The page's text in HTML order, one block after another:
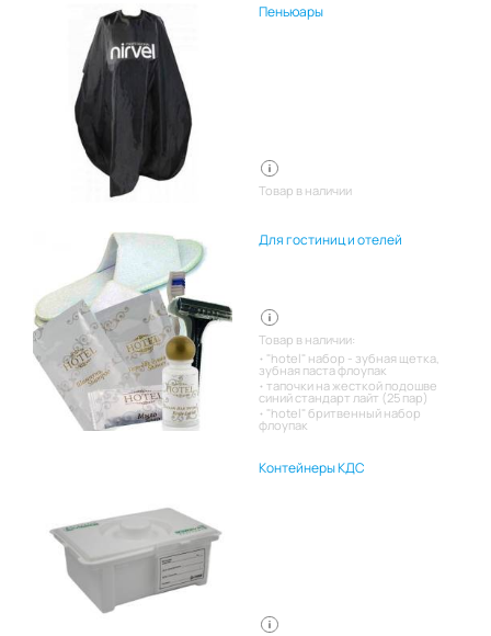
Пеньюары
Товар в наличии
Для гостиниц и отелей
Товар в наличии:
"hotel" набор - зубная щетка,
зубная паста флоупак
тапочки на жесткой подошве
синий стандарт лайт (25 пар)
"hotel" бритвенный набор
флоупак
Контейнеры КДС